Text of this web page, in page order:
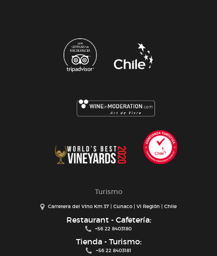
Turismo
Carretera del Vino Km 37 | Cunaco | VI Región | Chile
Restaurant - Cafetería:
+56 22 8403180
Tienda - Turismo:
+56 22 8403181